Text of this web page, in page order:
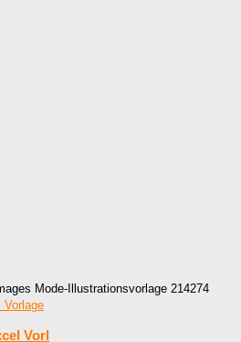
Mode-Illustrationsvorlage 214274
Vorl